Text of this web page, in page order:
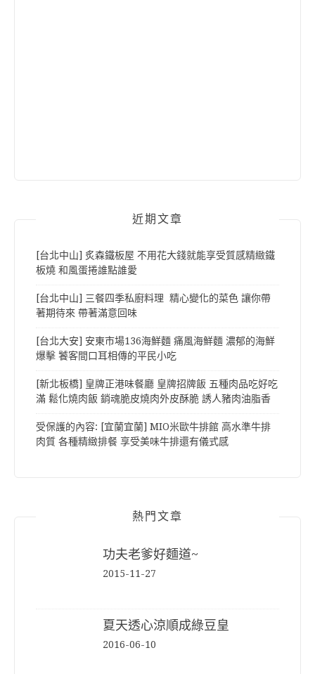
近期文章
[台北中山] 炙森鐵板屋 不用花大錢就能享受質感精緻鐵
板燒 和風蛋捲誰點誰愛
[台北中山] 三餐四季私廚料理 精心變化的菜色 讓你帶
著期待來 帶著滿意回味
[台北大安] 安東市場136海鮮麵 痛風海鮮麵 濃郁的海鮮
爆擊 饕客間口耳相傳的平民小吃
[新北板橋] 皇牌正港味餐廳 皇牌招牌飯 五種肉品吃好吃
滿 鬆化燒肉飯 銷魂脆皮燒肉外皮酥脆 誘人豬肉油脂香
受保護的內容: [宜蘭宜蘭] MIO米歐牛排館 高水準牛排
肉質 各種精緻排餐 享受美味牛排還有儀式感
熱門文章
功夫老爹好麵道~
2015-11-27
夏天透心涼順成綠豆皇
2016-06-10